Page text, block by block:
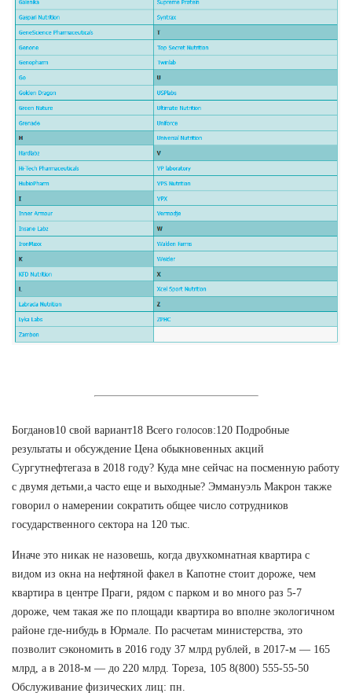
Богданов10 свой вариант18 Всего голосов:120 Подробные
результаты и обсуждение Цена обыкновенных акций
Сургутнефтегаза в 2018 году? Куда мне сейчас на посменную работу
с двумя детьми,а часто еще и выходные? Эммануэль Макрон также
говорил о намерении сократить общее число сотрудников
государственного сектора на 120 тыс.
Иначе это никак не назовешь, когда двухкомнатная квартира с
видом из окна на нефтяной факел в Капотне стоит дороже, чем
квартира в центре Праги, рядом с парком и во много раз 5-7
дороже, чем такая же по площади квартира во вполне экологичном
районе где-нибудь в Юрмале. По расчетам министерства, это
позволит сэкономить в 2016 году 37 млрд рублей, в 2017-м — 165
млрд, а в 2018-м — до 220 млрд. Тореза, 105 8(800) 555-55-50
Обслуживание физических лиц: пн.